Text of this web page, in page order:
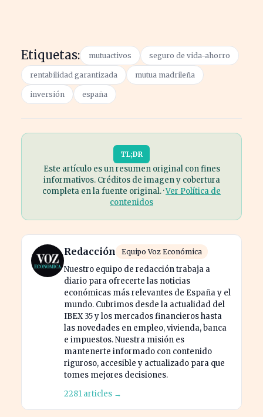
Etiquetas: mutuactivos seguro de vida-ahorro
rentabilidad garantizada mutua madrileña
inversión españa
TL;DR
Este artículo es un resumen original con fines
informativos. Créditos de imagen y cobertura
completa en la fuente original. ·Ver Política de
contenidos
Redacción Equipo Voz Económica
Nuestro equipo de redacción trabaja a
diario para ofrecerte las noticias
económicas más relevantes de España y el
mundo. Cubrimos desde la actualidad del
IBEX 35 y los mercados financieros hasta
las novedades en empleo, vivienda, banca
e impuestos. Nuestra misión es
mantenerte informado con contenido
riguroso, accesible y actualizado para que
tomes mejores decisiones.
2281 articles →